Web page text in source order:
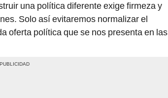
una política diferente exige firmeza y
Solo así evitaremos normalizar el
oferta política que se nos presenta en las